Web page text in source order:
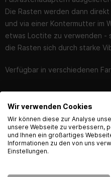
Die Rasten werden dann
und via einer Kontermutter im
etwas Loctite zu verwenden -
die Rasten sich durch starke
Verfügbar in verschiedenen
Bewertungen
English
Hey! Our Shop
Would you like to see
Wir verwenden Cookies
Wir können diese zur Analyse
unsere Webseite zu verbessern,
und Ihnen ein großartiges
Informationen zu den von uns
Einstellungen.